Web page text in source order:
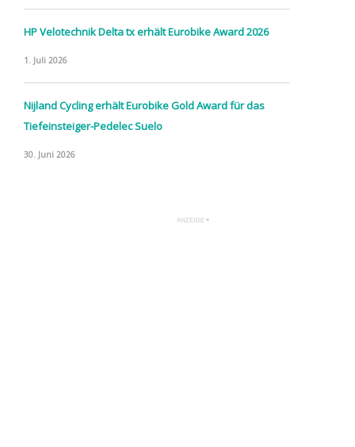
HP Velotechnik Delta tx erhält Eurobike Award 2026
1. Juli 2026
Nijland Cycling erhält Eurobike Gold Award für das
Tiefeinsteiger-Pedelec Suelo
30. Juni 2026